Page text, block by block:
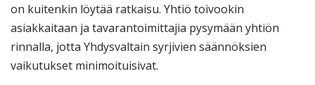
on kuitenkin löytää ratkaisu. Yhtiö toivookin
asiakkaitaan ja tavarantoimittajia pysymään yhtiön
rinnalla, jotta Yhdysvaltain syrjivien säännöksien
vaikutukset minimoituisivat.